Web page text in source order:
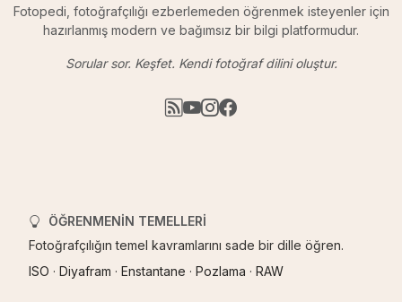
Fotopedi, fotoğrafçılığı ezberlemeden öğrenmek isteyenler için
hazırlanmış modern ve bağımsız bir bilgi platformudur.
Sorular sor. Keşfet. Kendi fotoğraf dilini oluştur.
ÖĞRENMENIN TEMELLERI
Fotoğrafçılığın temel kavramlarını sade bir dille öğren.
ISO · Diyafram · Enstantane · Pozlama · RAW